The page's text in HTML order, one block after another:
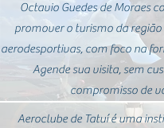
Octavio Guedes de Moraes
promover o turismo da região
aerodesportivas, com foco na
Agende sua visita, sem
compromisso de
Aeroclube de Tatuí é uma